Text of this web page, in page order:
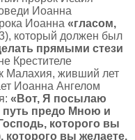
Иоанна
Иоанна «гласом,
который должен был
прямыми стези
Крестителе
Малахия, живший лет
Иоанна Ангелом
«Вот, Я посылаю
путь предо Мною и
которого вы
которого вы желаете.